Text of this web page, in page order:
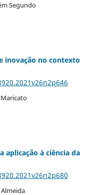
Segundo
inovação no contexto
aplicação à ciência da